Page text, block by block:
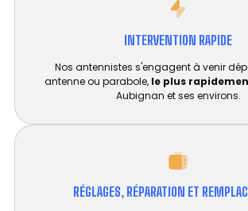
INTERVENTION RAPIDE
Nos antennistes s'engagent à venir
antenne ou parabole, le plus
Aubignan et ses environs.
RÉGLAGES, RÉPARATION ET